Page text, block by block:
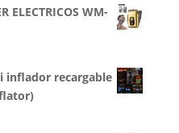
ELECTRICOS WM-
inflador recargable